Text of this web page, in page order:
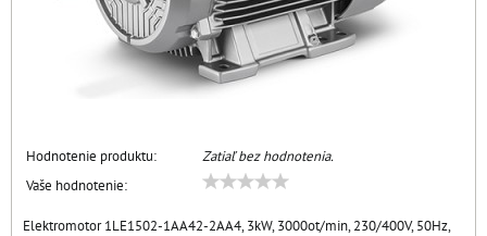
Hodnotenie produktu:
Zatiaľ bez hodnotenia.
Vaše hodnotenie:
Elektromotor 1LE1502-1AA42-2AA4, 3kW, 3000ot/min, 230/400V, 50Hz,